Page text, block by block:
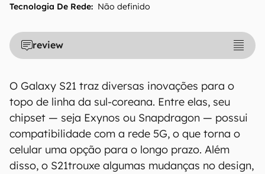
Tecnologia De Rede: Não definido
review
O Galaxy S21 traz diversas inovações para o
topo de linha da sul-coreana. Entre elas, seu
chipset — seja Exynos ou Snapdragon — possui
compatibilidade com a rede 5G, o que torna o
celular uma opção para o longo prazo. Além
disso, o S21trouxe algumas mudanças no design,